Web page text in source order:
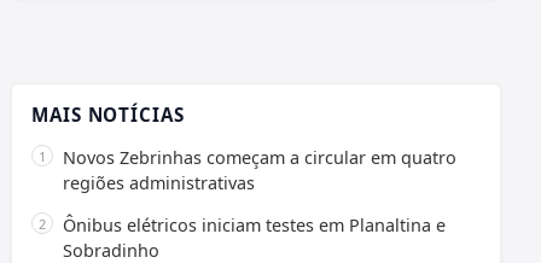
MAIS NOTÍCIAS
Novos Zebrinhas começam a circular em quatro
regiões administrativas
Ônibus elétricos iniciam testes em Planaltina e
Sobradinho